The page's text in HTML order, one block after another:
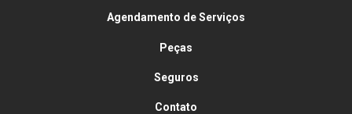
Agendamento de Serviços
Peças
Seguros
Contato